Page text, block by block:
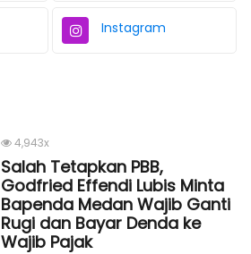
Instagram
4,943x
Salah Tetapkan PBB,
Godfried Effendi Lubis Minta
Bapenda Medan Wajib Ganti
Rugi dan Bayar Denda ke
Wajib Pajak